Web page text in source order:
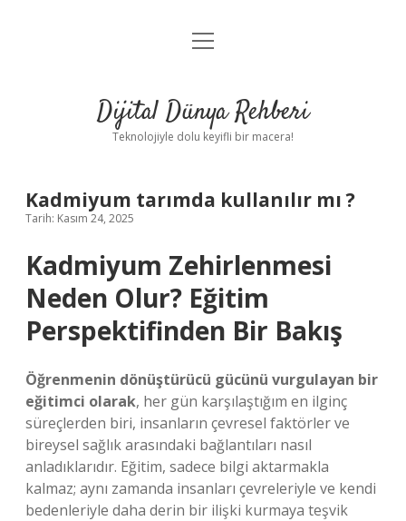
Anasayfa
Yasal Uyarı
menüyü
Dijital Dünya Rehberi
Teknolojiyle dolu keyifli bir macera!
Kadmiyum tarımda kullanılır mı ?
Tarih: Kasım 24, 2025
Kadmiyum Zehirlenmesi
Neden Olur? Eğitim
Perspektifinden Bir Bakış
Öğrenmenin dönüştürücü gücünü vurgulayan bir
eğitimci olarak, her gün karşılaştığım en ilginç
süreçlerden biri, insanların çevresel faktörler ve
bireysel sağlık arasındaki bağlantıları nasıl
anladıklarıdır. Eğitim, sadece bilgi aktarmakla
kalmaz; aynı zamanda insanları çevreleriyle ve kendi
bedenleriyle daha derin bir ilişki kurmaya teşvik